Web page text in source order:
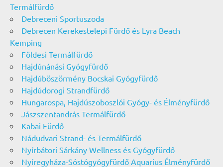
Termálfürdő
Debreceni Sportuszoda
Debrecen Kerekestelepi Fürdő és Lyra Beach
Kemping
Földesi Termálfürdő
Hajdúnánási Gyógyfürdő
Hajdúböszörmény Bocskai Gyógyfürdő
Hajdúdorogi Strandfürdő
Hungarospa, Hajdúszoboszlói Gyógy- és Élményfürdő
Jászszentandrás Termálfürdő
Kabai Fürdő
Nádudvari Strand- és Termálfürdő
Nyírbátori Sárkány Wellness és Gyógyfürdő
Nyíregyháza-Sóstógyógyfürdő Aquarius Élményfürdő